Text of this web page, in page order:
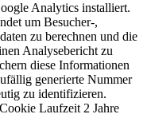
Analytics installiert.
um Besucher-,
zu berechnen und die
Analysebericht zu
diese Informationen
generierte Nummer
zu identifizieren.
Cookie Laufzeit 2 Jahre